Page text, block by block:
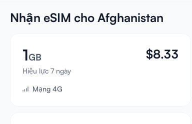
Nhận eSIM cho Afghanistan
1GB
Hiệu lực 7 ngày
$8.33
Mạng 4G